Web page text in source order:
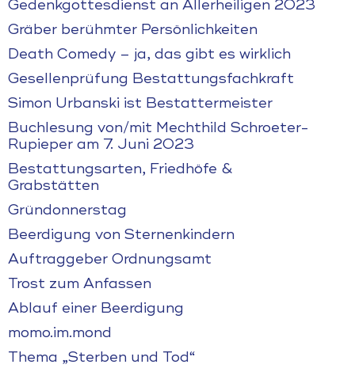
Gedenkgottesdienst an Allerheiligen 2023
Gräber berühmter Persönlichkeiten
Death Comedy – ja, das gibt es wirklich
Gesellenprüfung Bestattungsfachkraft
Simon Urbanski ist Bestattermeister
Buchlesung von/mit Mechthild Schroeter-
Rupieper am 7. Juni 2023
Bestattungsarten, Friedhöfe &
Grabstätten
Gründonnerstag
Beerdigung von Sternenkindern
Auftraggeber Ordnungsamt
Trost zum Anfassen
Ablauf einer Beerdigung
momo.im.mond
Thema „Sterben und Tod“